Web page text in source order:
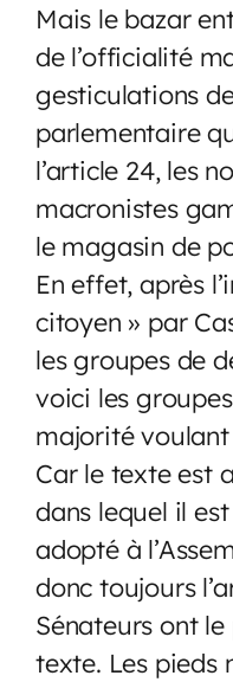
Mais le bazar
de l’officialité
gesticulations
parlementaire
l’article 24, les
macronistes
le magasin de
En effet, après
citoyen » par
les groupes de
voici les
majorité
Car le texte est
dans lequel il
adopté à
donc toujours
Sénateurs ont
texte. Les pieds